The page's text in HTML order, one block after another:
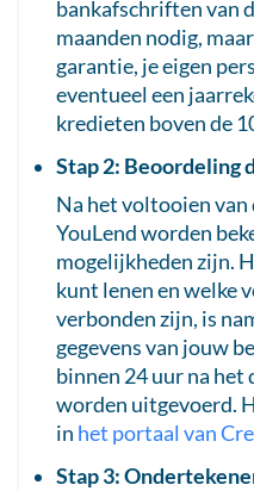
bankafschriften van
maanden nodig,
garantie, je eigen
eventueel een
kredieten boven de
Stap 2: Beoordeling
Na het voltooien van
YouLend worden
mogelijkheden zijn.
kunt lenen en welke
verbonden zijn, is
gegevens van jouw
binnen 24 uur na het
worden uitgevoerd.
in het portaal van
Stap 3: